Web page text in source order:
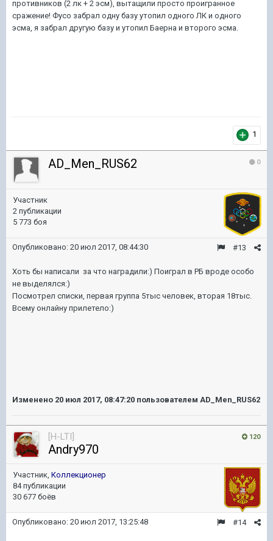
противников (2 лк + 2 эсм), вытащили просто проигранное
сражение! Фусо забрал одну базу утопил одного ЛК и одного
эсма, я забрал другую базу и утопил Баерна и второго эсма.
1
0
AD_Men_RUS62
Участник
2 публикации
5 773 боя
#13
Опубликовано: 20 июл 2017, 08:44:30
Хоть бы написали за что наградили:) Поиграл в РБ вроде особо
не выделялся:)
Посмотрел списки, первая группа 5тыс человек, вторая 18тыс.
Всему онлайну прилетело:)
Изменено 20 июл 2017, 08:47:20 пользователем AD_Men_RUS62
120
[H-LTI]
Andry970
Участник, Коллекционер
84 публикации
30 677 боёв
#14
Опубликовано: 20 июл 2017, 13:25:48